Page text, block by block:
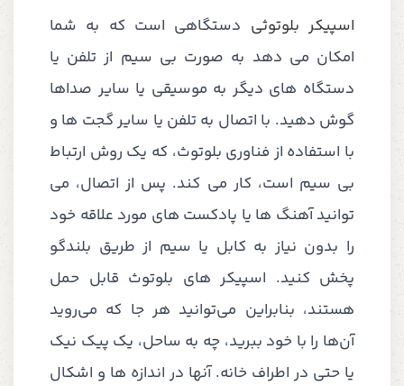
اسپیکر بلوتوثی دستگاهی است که به شما
امکان می دهد به صورت بی سیم از تلفن یا
دستگاه های دیگر به موسیقی یا سایر صداها
گوش دهید. با اتصال به تلفن یا سایر گجت ها و
با استفاده از فناوری بلوتوث، که یک روش ارتباط
بی سیم است، کار می کند. پس از اتصال، می
توانید آهنگ ها یا پادکست های مورد علاقه خود
را بدون نیاز به کابل یا سیم از طریق بلندگو
پخش کنید. اسپیکر های بلوتوث قابل حمل
هستند، بنابراین می‌توانید هر جا که می‌روید
آن‌ها را با خود ببرید، چه به ساحل، یک پیک نیک
یا حتی در اطراف خانه. آنها در اندازه ها و اشکال